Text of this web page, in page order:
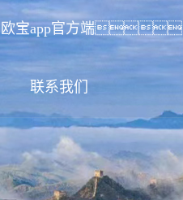
欧宝app官方端
联系我们